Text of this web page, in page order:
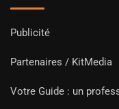
Publicité
Partenaires / KitMedia
Votre Guide : un